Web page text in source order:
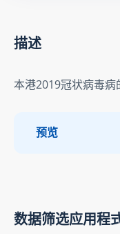
描述
本港2019冠状病毒病
预览
数据筛选应用程